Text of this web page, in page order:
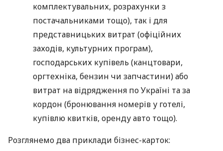
комплектувальних, розрахунки з
постачальниками тощо), так і для
представницьких витрат (офіційних
заходів, культурних програм),
господарських купівель (канцтовари,
оргтехніка, бензин чи запчастини) або
витрат на відрядження по Україні та за
кордон (бронювання номерів у готелі,
купівлю квитків, оренду авто тощо).
Розглянемо два приклади бізнес-карток: